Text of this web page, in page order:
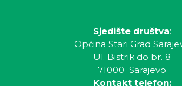
Sjedište društva:
Općina Stari Grad
Ul. Bistrik do br. 8
71000 Sarajevo
Kontakt telefon: